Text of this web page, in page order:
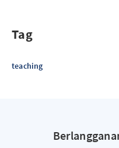
Tag
teaching